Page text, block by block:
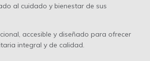
al cuidado y bienestar de sus
accesible y diseñado para ofrecer
integral y de calidad.